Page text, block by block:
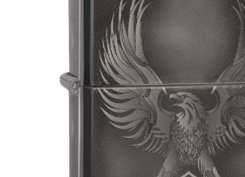
CANGO & RINALDI
CANGO & RINALDI CHARM
CANGO&RINALDI KARÓRÁK